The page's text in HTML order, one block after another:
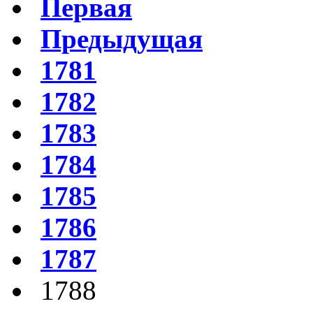
Первая
Предыдущая
1781
1782
1783
1784
1785
1786
1787
1788